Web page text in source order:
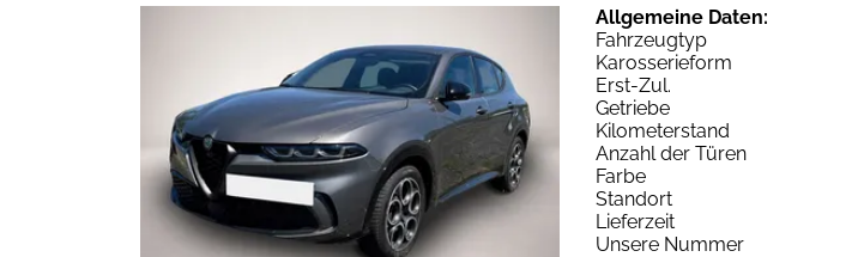
Allgemeine Daten:
Fahrzeugtyp
Karosserieform
Erst-Zul.
Getriebe
Kilometerstand
Anzahl der Türen
Farbe
Standort
Lieferzeit
Unsere Nummer